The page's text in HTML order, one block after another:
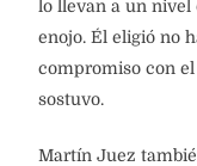
lo llevan a un
enojo. Él eligió no
compromiso con
sostuvo.
Martín Juez